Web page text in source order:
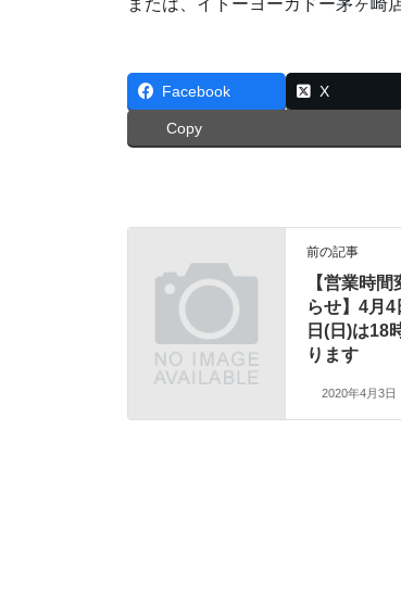
または、イトーヨーカドー茅ヶ崎
Facebook X
Copy
前の記事
【営業時
らせ】4月4
日(日)は18
ります
2020年4月3日